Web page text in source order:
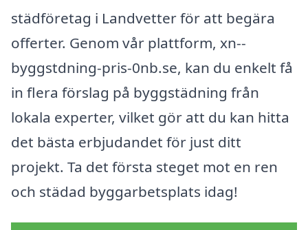
städföretag i Landvetter för att begära
offerter. Genom vår plattform, xn--
byggstdning-pris-0nb.se, kan du enkelt få
in flera förslag på byggstädning från
lokala experter, vilket gör att du kan hitta
det bästa erbjudandet för just ditt
projekt. Ta det första steget mot en ren
och städad byggarbetsplats idag!